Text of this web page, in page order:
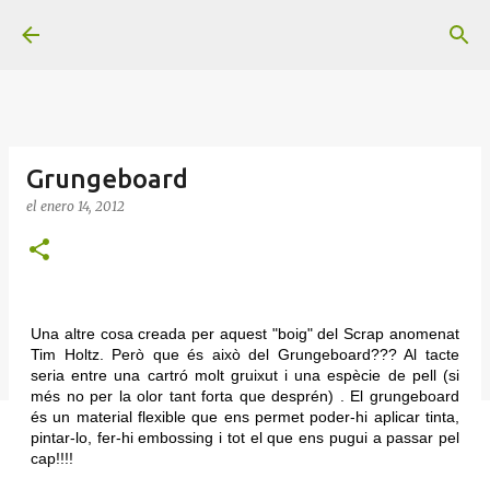
Grungeboard
el enero 14, 2012
Una altre cosa creada per aquest "boig" del Scrap anomenat
Tim Holtz. Però que és això del Grungeboard??? Al tacte
seria entre una cartró molt gruixut i una espècie de pell (si
més no per la olor tant forta que desprén) . El grungeboard
és un material flexible que ens permet poder-hi aplicar tinta,
pintar-lo, fer-hi embossing i tot el que ens pugui a passar pel
cap!!!!